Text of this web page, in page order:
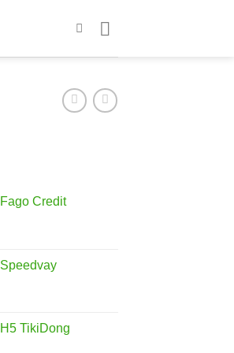
Fago Credit
Speedvay
H5 TikiDong